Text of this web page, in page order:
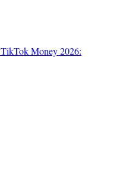
TikTok Money 2026: